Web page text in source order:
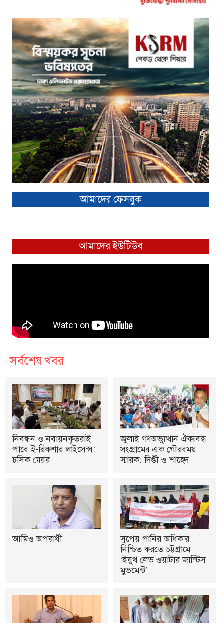
আমাদের ফেসবুক
আমাদের ইউটিউব
সর্বশেষ খবর
নিবন্ধন ও নবায়নকৃতরাই
পাবে ই-রিকশার লাইসেন্স:
চসিক মেয়র
জুলাই গণঅভ্যুত্থান ঐক্যবদ্ধ
সংগ্রামের এক গৌরবময়
স্মারক: দিপ্তী ও শাহেদ
আমিও অপরাধী
সুপেয় পানির অধিকার
নিশ্চিত করতে চট্টগ্রামে
‘ইয়ুথ লেড ওয়াটার জাস্টিস
মুভমেন্ট’